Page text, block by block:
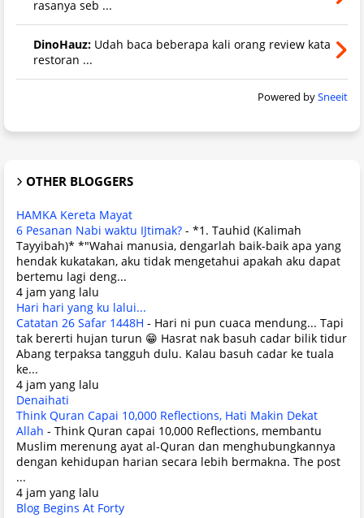
rasanya seb ...
DinoHauz: Udah baca beberapa kali orang review kata
restoran ...
Powered bySneeit
OTHER BLOGGERS
HAMKA Kereta Mayat
6 Pesanan Nabi waktu IJtimak? - *1. Tauhid (Kalimah
Tayyibah)* *"Wahai manusia, dengarlah baik-baik apa yang
hendak kukatakan, aku tidak mengetahui apakah aku dapat
bertemu lagi deng...
4 jam yang lalu
Hari hari yang ku lalui...
Catatan 26 Safar 1448H - Hari ni pun cuaca mendung... Tapi
tak bererti hujan turun 😁 Hasrat nak basuh cadar bilik tidur
Abang terpaksa tangguh dulu. Kalau basuh cadar ke tuala
ke...
4 jam yang lalu
Denaihati
Think Quran Capai 10,000 Reflections, Hati Makin Dekat
Allah - Think Quran capai 10,000 Reflections, membantu
Muslim merenung ayat al-Quran dan menghubungkannya
dengan kehidupan harian secara lebih bermakna. The post
...
4 jam yang lalu
Blog Begins At Forty